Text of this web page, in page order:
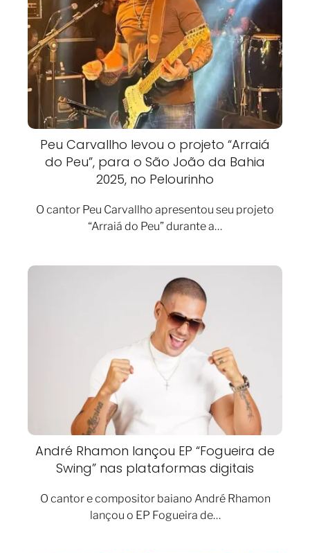
Peu Carvallho levou o projeto “Arraiá
do Peu”, para o São João da Bahia
2025, no Pelourinho
O cantor Peu Carvallho apresentou seu projeto
“Arraiá do Peu” durante a…
André Rhamon lançou EP “Fogueira de
Swing” nas plataformas digitais
O cantor e compositor baiano André Rhamon
lançou o EP Fogueira de…